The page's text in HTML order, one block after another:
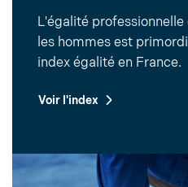
L'égalité
les hommes est
index égalité en France.
Voir l'index